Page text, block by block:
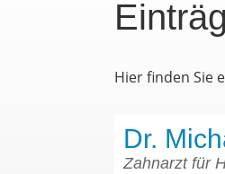
Hier finden Sie
Dr.
Zahnarzt für